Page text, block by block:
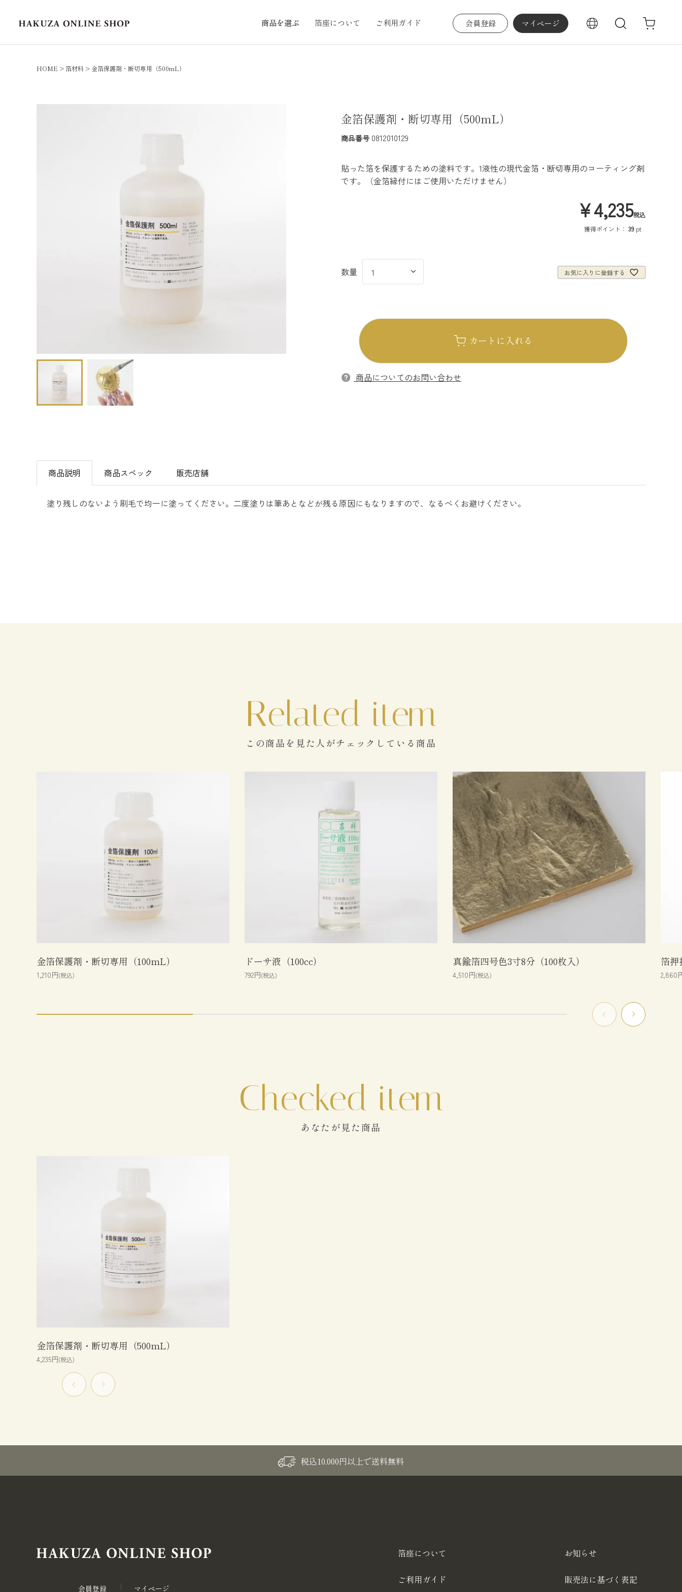
商品を選ぶ 箔座について ご利用ガイド 会員登録 マイページ 検索
HOME 箔材料 金箔保護剤・断切専用（500mL）
金箔保護剤・断切専用（500mL）
商品番号 0812010129
貼った箔を保護するための塗料です。1液性の現代金箔・断切専用のコーティング剤
です。（金箔縁付にはご使用いただけません）
¥4,235税込
獲得ポイント： 39 pt
お気に入りに登録する
カートに入れる
商品についてのお問い合わせ
商品説明 商品スペック 販売店舗
塗り残しのないよう刷毛で均一に塗ってください。二度塗りは筆あとなどが残る原因にもなりますので、なるべくお避けください。
この商品を見た人がチェックしている商品
金箔保護剤・断切専用（100mL）
1,210円(税込)
ドーサ液（100cc）
792円(税込)
真鍮箔四号色3寸8分（100枚入）
4,510円(税込)
箔押
2,860
あなたが見た商品
金箔保護剤・断切専用（500mL）
4,235円(税込)
税込10,000円以上で送料無料
会員登録 マイページ
箔座について
ご利用ガイド
お知らせ
販売法に基づく表記